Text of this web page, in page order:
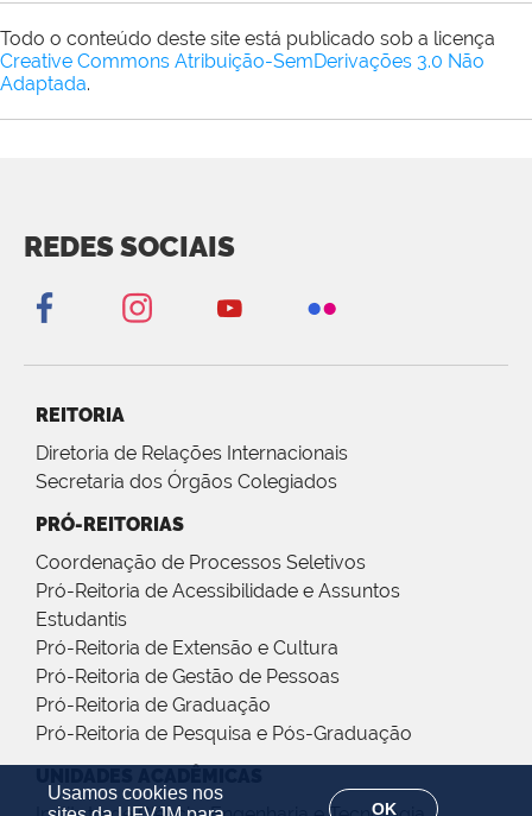
Usamos cookies nos
OK
Todo o conteúdo deste site está publicado sob a licença
Creative Commons Atribuição-SemDerivações 3.0 Não
Adaptada.
REDES SOCIAIS
REITORIA
Diretoria de Relações Internacionais
Secretaria dos Órgãos Colegiados
PRÓ-REITORIAS
Coordenação de Processos Seletivos
Pró-Reitoria de Acessibilidade e Assuntos
Estudantis
Pró-Reitoria de Extensão e Cultura
Pró-Reitoria de Gestão de Pessoas
Pró-Reitoria de Graduação
Pró-Reitoria de Pesquisa e Pós-Graduação